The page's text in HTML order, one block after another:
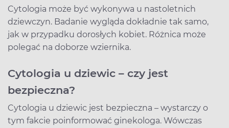
Cytologia może być wykonywa u nastoletnich
dziewczyn. Badanie wygląda dokładnie tak samo,
jak w przypadku dorosłych kobiet. Różnica może
polegać na doborze wziernika.
Cytologia u dziewic – czy jest
bezpieczna?
Cytologia u dziewic jest bezpieczna – wystarczy o
tym fakcie poinformować ginekologa. Wówczas